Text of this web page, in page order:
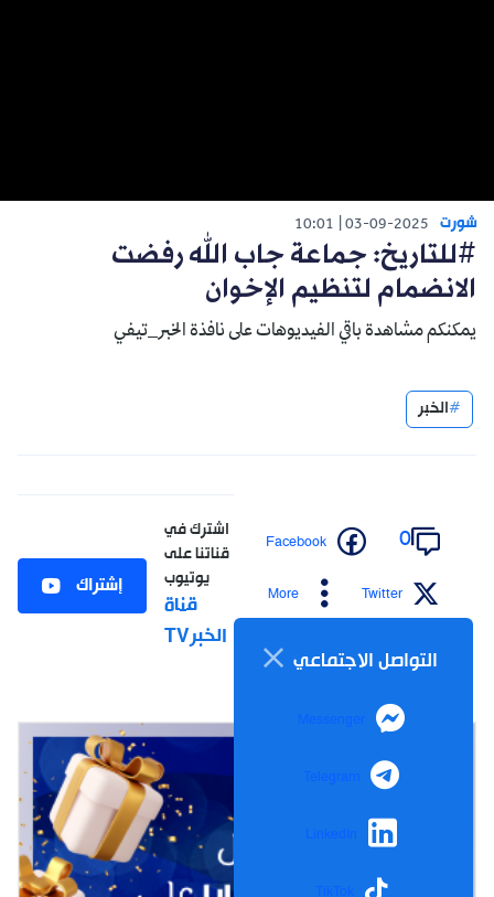
شورت 03-09-2025
10:01
#للتاريخ: جماعة جاب الله رفضت
الانضمام لتنظيم الإخوان
يمكنكم مشاهدة باقي الفيديوهات على نافذة الخبر_تيفي
الخبر
0
Facebook
Twitter
More
التواصل الاجتماعي
Messenger
Telegram
LinkedIn
اشترك في
قناتنا على
يوتيوب
قناة
الخبرTV
إشتراك